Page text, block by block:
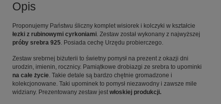
Opis
Proponujemy Państwu śliczny komplet wisiorek i kolczyki w kształcie
łezki z rubinowymi cyrkoniami. Zestaw został wykonany z najwyższej
próby srebra 925. Posiada cechę Urzędu probierczego.
Zestaw srebrnej biżuterii to świetny pomysł na prezent z okazji dni
urodzin, imienin, rocznicy. Pamiątkowe drobiazgi ze srebra to upominki
na całe życie. Takie detale są bardzo chętnie gromadzone i
kolekcjonowane. Taki upominek to pomysł niezawodny i zawsze mile
widziany. Prezentowany zestaw jest włoskiej produkcji.